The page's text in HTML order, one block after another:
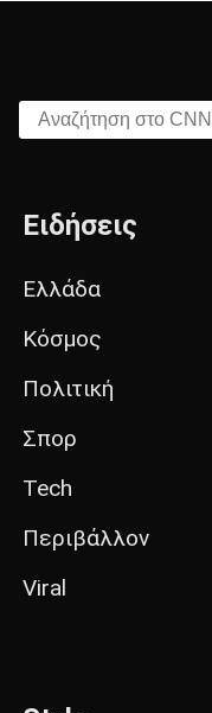
Αναζήτηση στο CNN.gr
Ειδήσεις
Ελλάδα
Κόσμος
Πολιτική
Σπορ
Tech
Περιβάλλον
Viral